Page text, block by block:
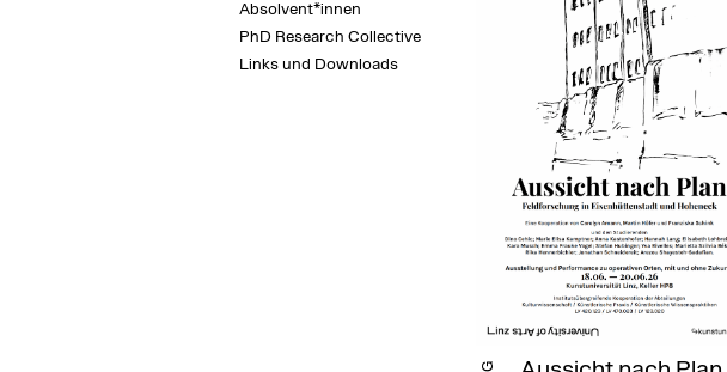
Absolvent*innen
PhD Research Collective
Links und Downloads